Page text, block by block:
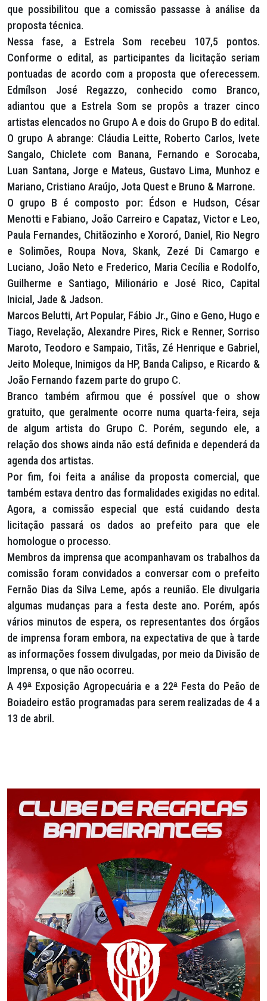
que possibilitou que a comissão passasse à análise da
proposta técnica.
Nessa fase, a Estrela Som recebeu 107,5 pontos.
Conforme o edital, as participantes da licitação seriam
pontuadas de acordo com a proposta que oferecessem.
Edmílson José Regazzo, conhecido como Branco,
adiantou que a Estrela Som se propôs a trazer cinco
artistas elencados no Grupo A e dois do Grupo B do edital.
O grupo A abrange: Cláudia Leitte, Roberto Carlos, Ivete
Sangalo, Chiclete com Banana, Fernando e Sorocaba,
Luan Santana, Jorge e Mateus, Gustavo Lima, Munhoz e
Mariano, Cristiano Araújo, Jota Quest e Bruno & Marrone.
O grupo B é composto por: Édson e Hudson, César
Menotti e Fabiano, João Carreiro e Capataz, Victor e Leo,
Paula Fernandes, Chitãozinho e Xororó, Daniel, Rio Negro
e Solimões, Roupa Nova, Skank, Zezé Di Camargo e
Luciano, João Neto e Frederico, Maria Cecília e Rodolfo,
Guilherme e Santiago, Milionário e José Rico, Capital
Inicial, Jade & Jadson.
Marcos Belutti, Art Popular, Fábio Jr., Gino e Geno, Hugo e
Tiago, Revelação, Alexandre Pires, Rick e Renner, Sorriso
Maroto, Teodoro e Sampaio, Titãs, Zé Henrique e Gabriel,
Jeito Moleque, Inimigos da HP, Banda Calipso, e Ricardo &
João Fernando fazem parte do grupo C.
Branco também afirmou que é possível que o show
gratuito, que geralmente ocorre numa quarta-feira, seja
de algum artista do Grupo C. Porém, segundo ele, a
relação dos shows ainda não está definida e dependerá da
agenda dos artistas.
Por fim, foi feita a análise da proposta comercial, que
também estava dentro das formalidades exigidas no edital.
Agora, a comissão especial que está cuidando desta
licitação passará os dados ao prefeito para que ele
homologue o processo.
Membros da imprensa que acompanhavam os trabalhos da
comissão foram convidados a conversar com o prefeito
Fernão Dias da Silva Leme, após a reunião. Ele divulgaria
algumas mudanças para a festa deste ano. Porém, após
vários minutos de espera, os representantes dos órgãos
de imprensa foram embora, na expectativa de que à tarde
as informações fossem divulgadas, por meio da Divisão de
Imprensa, o que não ocorreu.
A 49ªExposição Agropecuária e a 22ªFesta do Peão de
Boiadeiro estão programadas para serem realizadas de 4 a
13 de abril.